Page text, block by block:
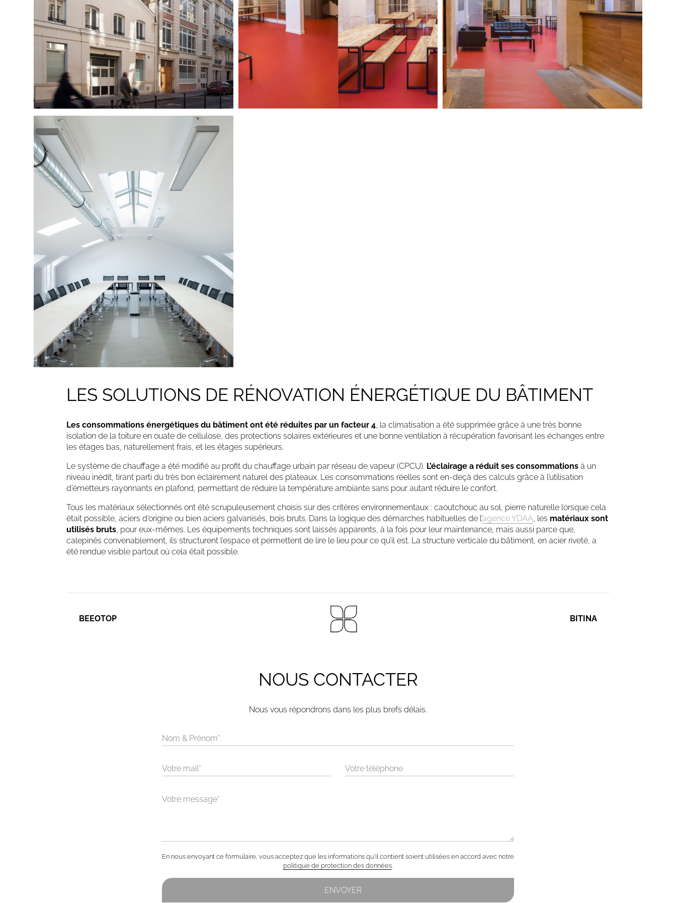
LES SOLUTIONS DE RÉNOVATION ÉNERGÉTIQUE DU BÂTIMENT
Les consommations énergétiques du bâtiment ont été réduites par un facteur 4, la climatisation a été supprimée grâce à une très bonne
isolation de la toiture en ouate de cellulose, des protections solaires extérieures et une bonne ventilation à récupération favorisant les échanges entre
les étages bas, naturellement frais, et les étages supérieurs.
Le système de chauffage a été modifié au profit du chauffage urbain par réseau de vapeur (CPCU). L’éclairage a réduit ses consommations à un
niveau inédit, tirant parti du très bon éclairement naturel des plateaux. Les consommations réelles sont en-deçà des calculs grâce à l’utilisation
d’émetteurs rayonnants en plafond, permettant de réduire la température ambiante sans pour autant réduire le confort.
Tous les matériaux sélectionnés ont été scrupuleusement choisis sur des critères environnementaux : caoutchouc au sol, pierre naturelle lorsque cela
était possible, aciers d’origine ou bien aciers galvanisés, bois bruts. Dans la logique des démarches habituelles de l’agence YDAA, les matériaux sont
utilisés bruts, pour eux-mêmes. Les équipements techniques sont laissés apparents, à la fois pour leur maintenance, mais aussi parce que,
calepinés convenablement, ils structurent l’espace et permettent de lire le lieu pour ce qu’il est. La structure verticale du bâtiment, en acier riveté, a
été rendue visible partout où cela était possible.
BEEOTOP BITINA
NOUS CONTACTER
Nous vous répondrons dans les plus brefs délais.
En nous envoyant ce formulaire, vous acceptez que les informations qu'il contient soient utilisées en accord avec notre
politique de protection des données